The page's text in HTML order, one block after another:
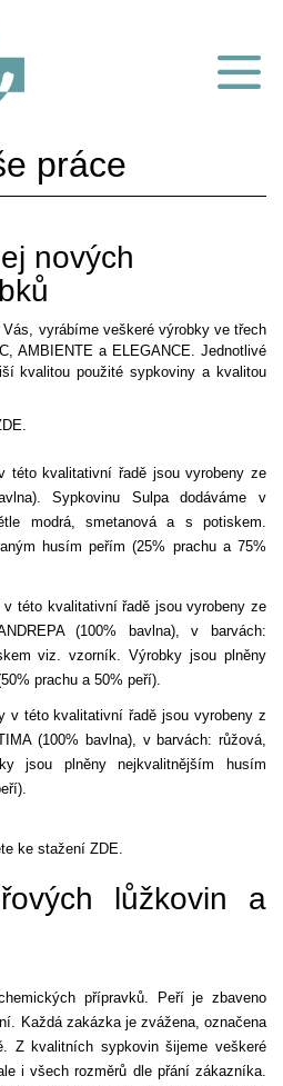
práce
nových
vyrábíme veškeré výrobky ve třech
AMBIENTE a ELEGANCE. Jednotlivé
kvalitou použité sypkoviny a kvalitou
této kvalitativní řadě jsou vyrobeny ze
Sypkovinu Sulpa dodáváme v
modrá, smetanová a s potiskem.
husím peřím (25% prachu a 75%
této kvalitativní řadě jsou vyrobeny ze
(100% bavlna), v barvách:
viz. vzorník. Výrobky jsou plněny
prachu a 50% peří).
v této kvalitativní řadě jsou vyrobeny z
(100% bavlna), v barvách: růžová,
jsou plněny nejkvalitnějším husím
ke stažení ZDE.
lůžkovin a
přípravků. Peří je zbaveno
Každá zakázka je zvážena, označena
Z kvalitních sypkovin šijeme veškeré
i všech rozměrů dle přání zákazníka.